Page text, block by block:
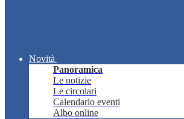
Novità
Panoramica
Le notizie
Le circolari
Calendario eventi
Albo online